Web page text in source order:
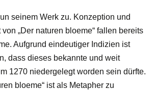
seinem Werk zu. Konzeption und
„Der naturen bloeme“ fallen bereits
Aufgrund eindeutiger Indizien ist
dass dieses bekannte und weit
1270 niedergelegt worden sein dürfte.
bloeme“ ist als Metapher zu